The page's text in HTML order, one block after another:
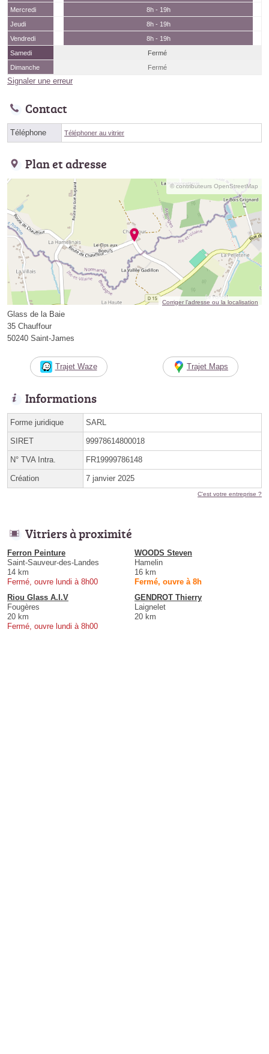
Mercredi
8h - 19h
Jeudi
8h - 19h
Vendredi
8h - 19h
Samedi
Fermé
Dimanche
Fermé
Signaler une erreur
Contact
Téléphone Téléphoner au vitrier
Plan et adresse
© contributeurs OpenStreetMap
Corriger l’adresse ou la localisation
Glass de la Baie
35 Chauffour
50240 Saint-James
Trajet Waze Trajet Maps
Informations
Forme juridique SARL
SIRET 99978614800018
N° TVA Intra. FR19999786148
Création 7 janvier 2025
C'est votre entreprise ?
Vitriers à proximité
Ferron Peinture
Saint-Sauveur-des-Landes
14 km
Fermé, ouvre lundi à 8h00
WOODS Steven
Hamelin
16 km
Fermé, ouvre à 8h
Riou Glass A.I.V
Fougères
20 km
Fermé, ouvre lundi à 8h00
GENDROT Thierry
Laignelet
20 km